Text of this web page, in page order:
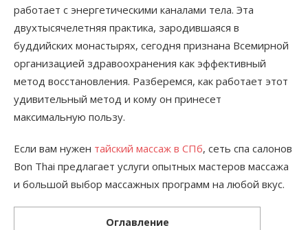
работает с энергетическими каналами тела. Эта
двухтысячелетняя практика, зародившаяся в
буддийских монастырях, сегодня признана Всемирной
организацией здравоохранения как эффективный
метод восстановления. Разберемся, как работает этот
удивительный метод и кому он принесет
максимальную пользу.
Если вам нужен тайский массаж в СПб, сеть спа салонов
Bon Thai предлагает услуги опытных мастеров массажа
и большой выбор массажных программ на любой вкус.
Оглавление